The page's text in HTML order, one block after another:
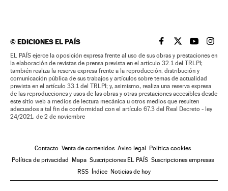
©EDICIONES EL PAÍS EL PAÍS BRASIL EN
EL PAÍSEL PAÍS
EL
EL PAÍS ejerce la oposición expresa frente al uso de sus obras y prestaciones en
la elaboración de revistas de prensa prevista en el artículo 32.1 del TRLPI;
también realiza la reserva expresa frente a la reproducción, distribución y
comunicación pública de sus trabajos y artículos sobre temas de actualidad
prevista en el artículo 33.1 del TRLPI; y, asimismo, realiza una reserva expresa
de las reproducciones y usos de las obras y otras prestaciones accesibles desde
este sitio web a medios de lectura mecánica u otros medios que resulten
adecuados a tal fin de conformidad con el artículo 67.3 del Real Decreto - ley
24/2021, de 2 de noviembre
Contacto Venta de contenidos Aviso legal
Política cookies
Política de privacidad
Mapa Suscripciones EL PAÍS Suscripciones empresas
RSS
Índice Noticias de hoy